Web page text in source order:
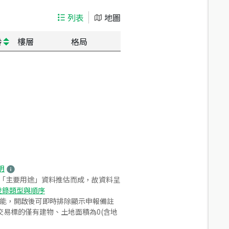
列表
地圖
樓層 格局
主要用途」資料推估而成，故資料呈
類型與順序
，開啟後可即時排除顯示申報備註
標的僅有建物、土地面積為0(含地